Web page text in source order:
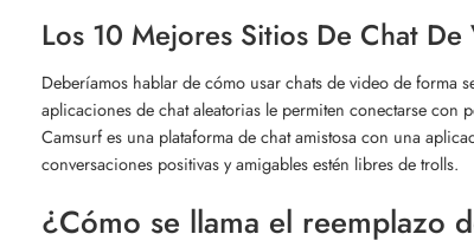
Los 10 Mejores Sitios De Chat
Deberíamos hablar de cómo usar chats de video de forma
aplicaciones de chat aleatorias le permiten conectarse con
Camsurf es una plataforma de chat amistosa con una
conversaciones positivas y amigables estén libres de trolls.
¿Cómo se llama el reemplazo